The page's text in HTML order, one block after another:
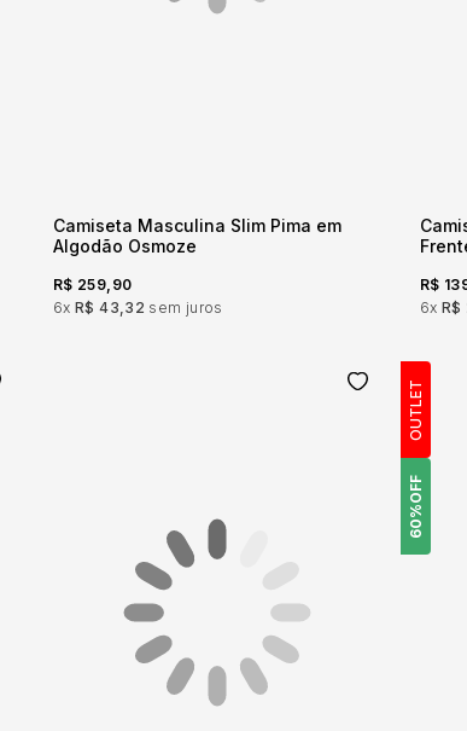
Camiseta Masculina Slim Pima em
Algodão Osmoze
R$ 259,90
6xR$ 43,32 sem juros
R$
6xR$
60%
OFF
OUTLET